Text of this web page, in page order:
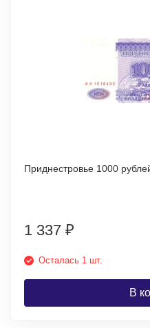
1 337 ₽
Осталась 1 шт.
В